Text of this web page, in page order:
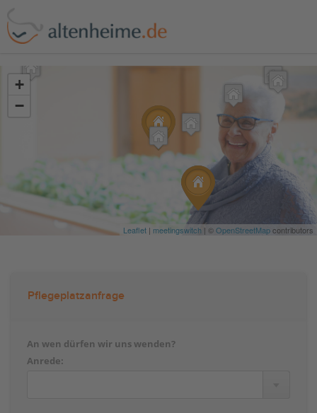
+
−
Leaflet | meetingswitch | ©OpenStreetMapcontributors
Pflegeplatzanfrage
An wen dürfen wir uns wenden?
Anrede: